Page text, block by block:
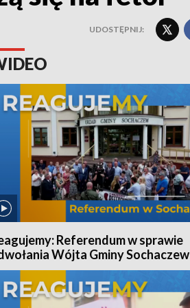
UDOSTĘPNIJ:
Referendum w sprawie
Wójta Gminy Sochaczew